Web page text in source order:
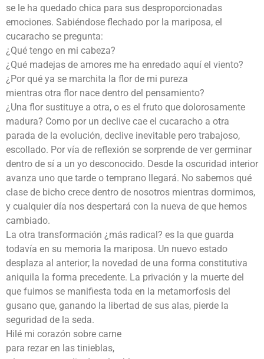
se le ha quedado chica para sus desproporcionadas
emociones. Sabiéndose flechado por la mariposa, el
cucaracho se pregunta:
¿Qué tengo en mi cabeza?
¿Qué madejas de amores me ha enredado aquí el viento?
¿Por qué ya se marchita la flor de mi pureza
mientras otra flor nace dentro del pensamiento?
¿Una flor sustituye a otra, o es el fruto que dolorosamente
madura? Como por un declive cae el cucaracho a otra
parada de la evolución, declive inevitable pero trabajoso,
escollado. Por vía de reflexión se sorprende de ver germinar
dentro de sí a un yo desconocido. Desde la oscuridad interior
avanza uno que tarde o temprano llegará. No sabemos qué
clase de bicho crece dentro de nosotros mientras dormimos,
y cualquier día nos despertará con la nueva de que hemos
cambiado.
La otra transformación ¿más radical? es la que guarda
todavía en su memoria la mariposa. Un nuevo estado
desplaza al anterior; la novedad de una forma constitutiva
aniquila la forma precedente. La privación y la muerte del
que fuimos se manifiesta toda en la metamorfosis del
gusano que, ganando la libertad de sus alas, pierde la
seguridad de la seda.
Hilé mi corazón sobre carne
para rezar en las tinieblas,